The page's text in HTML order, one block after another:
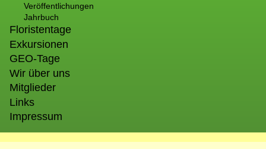
Veröffentlichungen
Jahrbuch
Floristentage
Exkursionen
GEO-Tage
Wir über uns
Mitglieder
Links
Impressum